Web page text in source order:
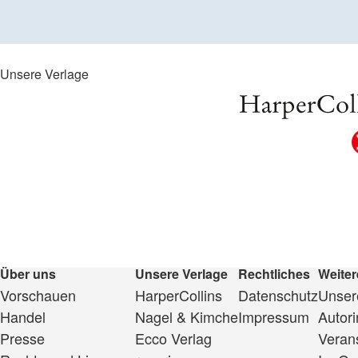
Unsere Verlage
Über uns
Vorschauen
Handel
Presse
Unsere Verlage
HarperCollins
Nagel & Kimche
Ecco Verlag
Rechtliches
Datenschutz
Impressum